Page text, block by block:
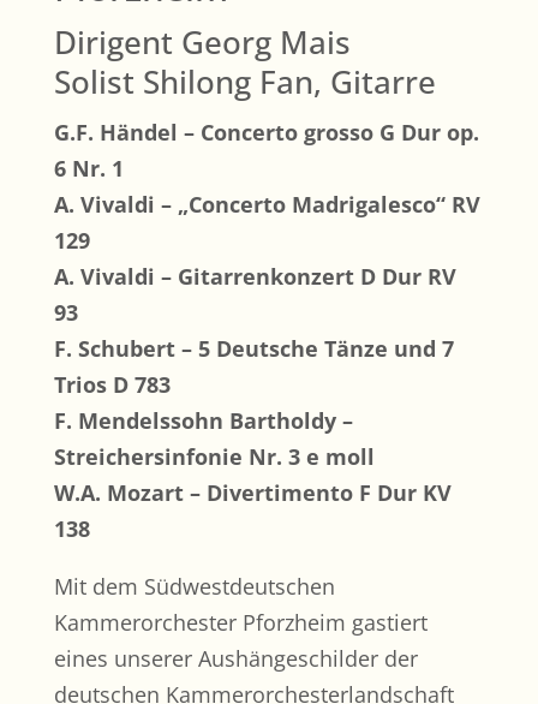
Dirigent Georg Mais
Solist Shilong Fan, Gitarre
G.F. Händel – Concerto grosso G Dur op.
6 Nr. 1
A. Vivaldi – „Concerto Madrigalesco“ RV
129
A. Vivaldi – Gitarrenkonzert D Dur RV
93
F. Schubert – 5 Deutsche Tänze und 7
Trios D 783
F. Mendelssohn Bartholdy –
Streichersinfonie Nr. 3 e moll
W.A. Mozart – Divertimento F Dur KV
138
Mit dem Südwestdeutschen
Kammerorchester Pforzheim gastiert
eines unserer Aushängeschilder der
deutschen Kammerorchesterlandschaft